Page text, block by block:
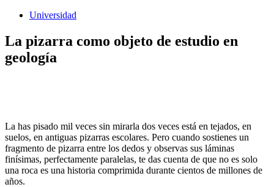
Universidad
La pizarra como objeto de estudio en
geología
La has pisado mil veces sin mirarla dos veces está en tejados, en
suelos, en antiguas pizarras escolares. Pero cuando sostienes un
fragmento de pizarra entre los dedos y observas sus láminas
finísimas, perfectamente paralelas, te das cuenta de que no es solo
una roca es una historia comprimida durante cientos de millones de
años.